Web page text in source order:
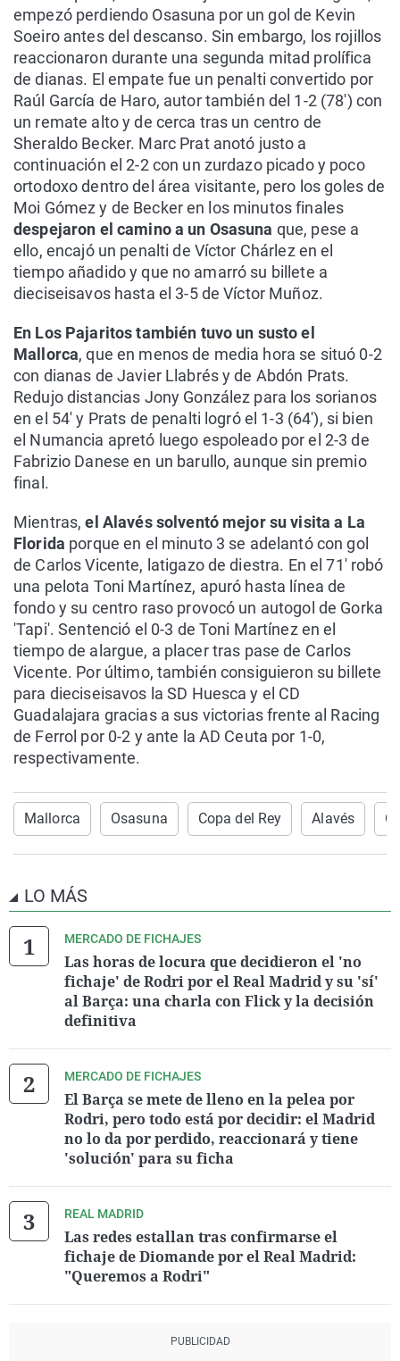
empezó perdiendo Osasuna por un gol de Kevin
Soeiro antes del descanso. Sin embargo, los rojillos
reaccionaron durante una segunda mitad prolífica
de dianas. El empate fue un penalti convertido por
Raúl García de Haro, autor también del 1-2 (78') con
un remate alto y de cerca tras un centro de
Sheraldo Becker. Marc Prat anotó justo a
continuación el 2-2 con un zurdazo picado y poco
ortodoxo dentro del área visitante, pero los goles de
Moi Gómez y de Becker en los minutos finales
despejaron el camino a un Osasuna que, pese a
ello, encajó un penalti de Víctor Chárlez en el
tiempo añadido y que no amarró su billete a
dieciseisavos hasta el 3-5 de Víctor Muñoz.
En Los Pajaritos también tuvo un susto el
Mallorca, que en menos de media hora se situó 0-2
con dianas de Javier Llabrés y de Abdón Prats.
Redujo distancias Jony González para los sorianos
en el 54' y Prats de penalti logró el 1-3 (64'), si bien
el Numancia apretó luego espoleado por el 2-3 de
Fabrizio Danese en un barullo, aunque sin premio
final.
Mientras,el Alavés solventó mejor su visita a La
Florida porque en el minuto 3 se adelantó con gol
de Carlos Vicente, latigazo de diestra. En el 71' robó
una pelota Toni Martínez, apuró hasta línea de
fondo y su centro raso provocó un autogol de Gorka
'Tapi'. Sentenció el 0-3 de Toni Martínez en el
tiempo de alargue, a placer tras pase de Carlos
Vicente. Por último, también consiguieron su billete
para dieciseisavos la SD Huesca y el CD
Guadalajara gracias a sus victorias frente al Racing
de Ferrol por 0-2 y ante la AD Ceuta por 1-0,
respectivamente.
Mallorca Osasuna Copa del Rey Alavés
LO MÁS
MERCADO DE FICHAJES
Las horas de locura que decidieron el 'no
fichaje' de Rodri por el Real Madrid y su 'sí'
al Barça: una charla con Flick y la decisión
definitiva
MERCADO DE FICHAJES
El Barça se mete de lleno en la pelea por
Rodri, pero todo está por decidir: el Madrid
no lo da por perdido, reaccionará y tiene
'solución' para su ficha
REAL MADRID
Las redes estallan tras confirmarse el
fichaje de Diomande por el Real Madrid:
"Queremos a Rodri"